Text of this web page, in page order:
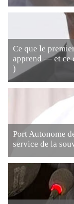
Ce que le
apprend — et ce
)
Port Autonome
service de la